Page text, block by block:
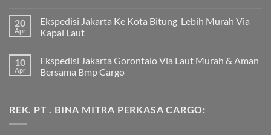
komentar
pada
Ekspedisi
Murah
dan
Terpercaya
Jakarta
ke
20
Apr
Ekspedisi Jakarta Ke Kota Bitung Lebih Murah Via
Kapal Laut
komentar
pada
Ekspedisi
Bitung
Lebih
10
Apr
Ekspedisi Jakarta Gorontalo Via Laut Murah & Aman
Bersama Bmp Cargo
pada
Ekspedisi
REK. PT . BINA MITRA PERKASA CARGO: